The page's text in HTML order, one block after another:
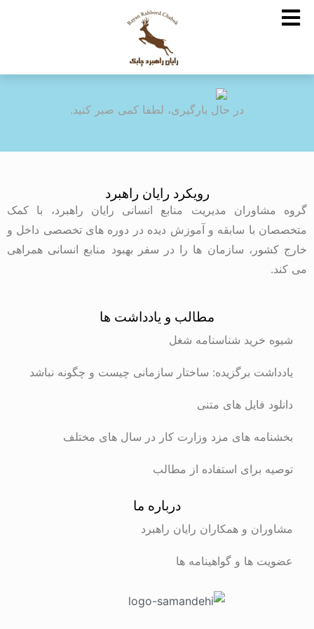
در حال بارگیری، لطفا کمی صبر کنید.
رویکرد رایان راهبرد
گروه مشاوران مدیریت منابع انسانی رایان راهبرد، با کمک
متخصصان با سابقه و آموزش دیده در دوره های تخصصی داخل و
خارج کشور، سازمان ها را در سفر بهبود منابع انسانی همراهی
می کند.
مطالب و یادداشت ها
شیوه خرید شناسنامه شغل
یادداشت برگزیده: ساختار سازمانی چیست و چگونه نباشد
دانلود فایل های متنی
بخشنامه های مزد وزارت کار در سال های مختلف
توصیه برای استفاده از مطالب
درباره ما
مشاوران و همکاران رایان راهبرد
عضویت ها و گواهینامه ها